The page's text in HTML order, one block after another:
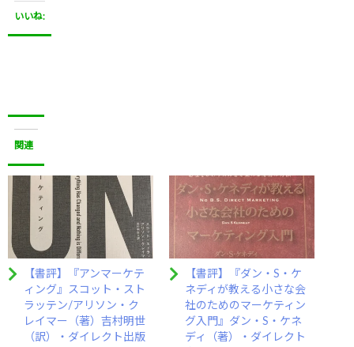
いいね:
関連
【書評】『アンマーケテ
ィング』スコット・スト
ラッテン/アリソン・ク
レイマー（著）吉村明世
（訳）・ダイレクト出版
【書評】『ダン・S・ケ
ネディが教える小さな会
社のためのマーケティン
グ入門』ダン・S・ケネ
ディ（著）・ダイレクト